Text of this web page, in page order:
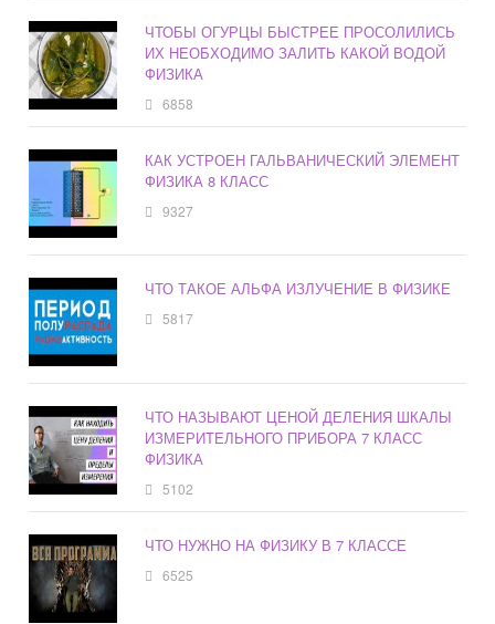
ЧТОБЫ ОГУРЦЫ БЫСТРЕЕ ПРОСОЛИЛИСЬ
ИХ НЕОБХОДИМО ЗАЛИТЬ КАКОЙ ВОДОЙ
ФИЗИКА
6858
КАК УСТРОЕН ГАЛЬВАНИЧЕСКИЙ ЭЛЕМЕНТ
ФИЗИКА 8 КЛАСС
9327
ЧТО ТАКОЕ АЛЬФА ИЗЛУЧЕНИЕ В ФИЗИКЕ
5817
ЧТО НАЗЫВАЮТ ЦЕНОЙ ДЕЛЕНИЯ ШКАЛЫ
ИЗМЕРИТЕЛЬНОГО ПРИБОРА 7 КЛАСС
ФИЗИКА
5102
ЧТО НУЖНО НА ФИЗИКУ В 7 КЛАССЕ
6525